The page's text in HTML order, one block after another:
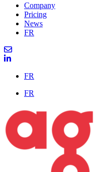
Company
Pricing
News
FR
FR
FR